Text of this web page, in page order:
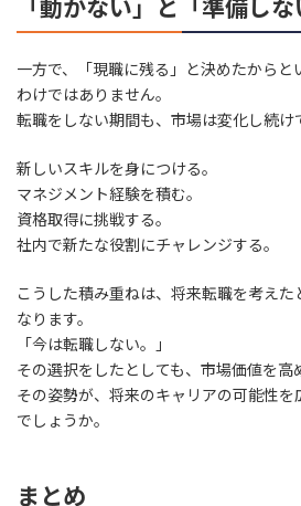
一方で、「現職に残る」と決めたからと
わけではありません。
転職をしない期間も、市場は変化し続け
新しいスキルを身につける。
マネジメント経験を積む。
資格取得に挑戦する。
社内で新たな役割にチャレンジする。
こうした積み重ねは、将来転職を考え
なります。
「今は転職しない。」
その選択をしたとしても、市場価値を高
その姿勢が、将来のキャリアの可能性
でしょうか。
まとめ